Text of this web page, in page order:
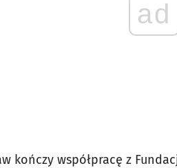
ad
kończy współpracę z